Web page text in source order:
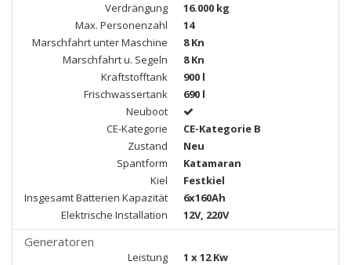
Verdrängung
16.000 kg
Max. Personenzahl
14
Marschfahrt unter Maschine
8 Kn
Marschfahrt u. Segeln
8 Kn
Kraftstofftank
900 l
Frischwassertank
690 l
Neuboot
CE-Kategorie
CE-Kategorie B
Zustand
Neu
Spantform
Katamaran
Kiel
Festkiel
Insgesamt Batterien Kapazität
6x160Ah
Elektrische Installation
12V, 220V
Generatoren
Leistung
1 x 12 Kw